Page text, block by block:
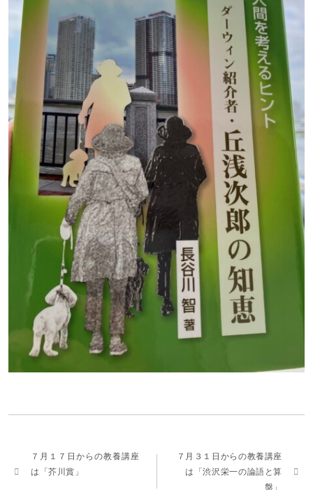
７月１７日からの教養講座
は「芥川賞」
７月３１日からの教養講座
は「渋沢栄一の論語と算
盤」